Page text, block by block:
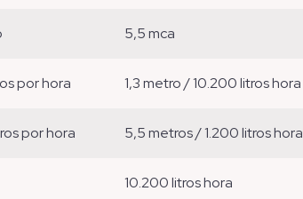
5,5 mca
por hora 1,3 metro / 10.200 litros hora
por hora 5,5 metros / 1.200 litros hora
10.200 litros hora